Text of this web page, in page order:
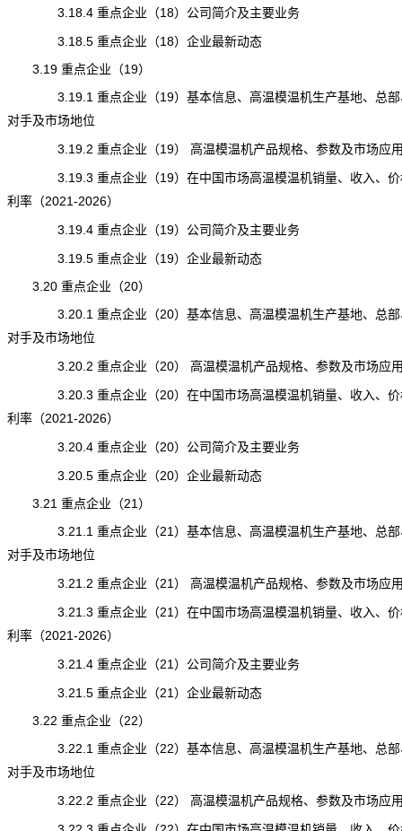
3.18.4 重点企业（18）公司简介及主要业务
3.18.5 重点企业（18）企业最新动态
3.19 重点企业（19）
3.19.1 重点企业（19）基本信息、高温模温机生产基地、总部
对手及市场地位
3.19.2 重点企业（19） 高温模温机产品规格、参数及市场应
3.19.3 重点企业（19）在中国市场高温模温机销量、收入、价
利率（2021-2026）
3.19.4 重点企业（19）公司简介及主要业务
3.19.5 重点企业（19）企业最新动态
3.20 重点企业（20）
3.20.1 重点企业（20）基本信息、高温模温机生产基地、总部
对手及市场地位
3.20.2 重点企业（20） 高温模温机产品规格、参数及市场应
3.20.3 重点企业（20）在中国市场高温模温机销量、收入、价
利率（2021-2026）
3.20.4 重点企业（20）公司简介及主要业务
3.20.5 重点企业（20）企业最新动态
3.21 重点企业（21）
3.21.1 重点企业（21）基本信息、高温模温机生产基地、总部
对手及市场地位
3.21.2 重点企业（21） 高温模温机产品规格、参数及市场应
3.21.3 重点企业（21）在中国市场高温模温机销量、收入、价
利率（2021-2026）
3.21.4 重点企业（21）公司简介及主要业务
3.21.5 重点企业（21）企业最新动态
3.22 重点企业（22）
3.22.1 重点企业（22）基本信息、高温模温机生产基地、总部
对手及市场地位
3.22.2 重点企业（22） 高温模温机产品规格、参数及市场应